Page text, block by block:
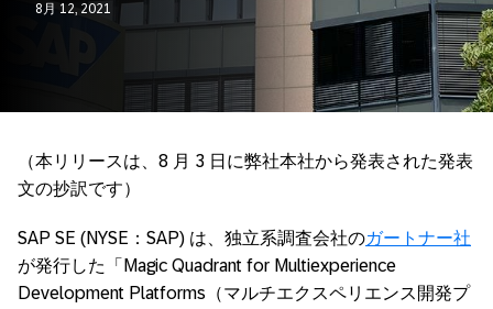
8月 12, 2021
（本リリースは、8 月 3 日に弊社本社から発表された発表
文の抄訳です）
SAP SE (NYSE：SAP) は、独立系調査会社のガートナー社
が発行した「Magic Quadrant for Multiexperience
Development Platforms（マルチエクスペリエンス開発プ